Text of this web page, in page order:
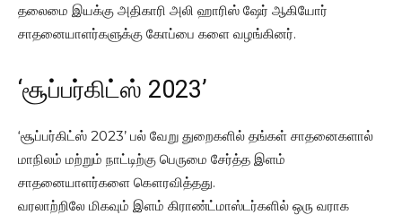
தலைமை இயக்கு அதிகாரி அலி ஹாரிஸ் ஷேர் ஆகியோர்
சாதனையாளர்களுக்கு கோப்பை களை வழங்கினர்.
‘சூப்பர்கிட்ஸ் 2023’
‘சூப்பர்கிட்ஸ் 2023’ பல் வேறு துறைகளில் தங்கள் சாதனைகளால்
மாநிலம் மற்றும் நாட்டிற்கு பெருமை சேர்த்த இளம்
சாதனையாளர்களை கௌரவித்தது.
வரலாற்றிலே மிகவும் இளம் கிராண்ட்மாஸ்டர்களில் ஒரு வராக